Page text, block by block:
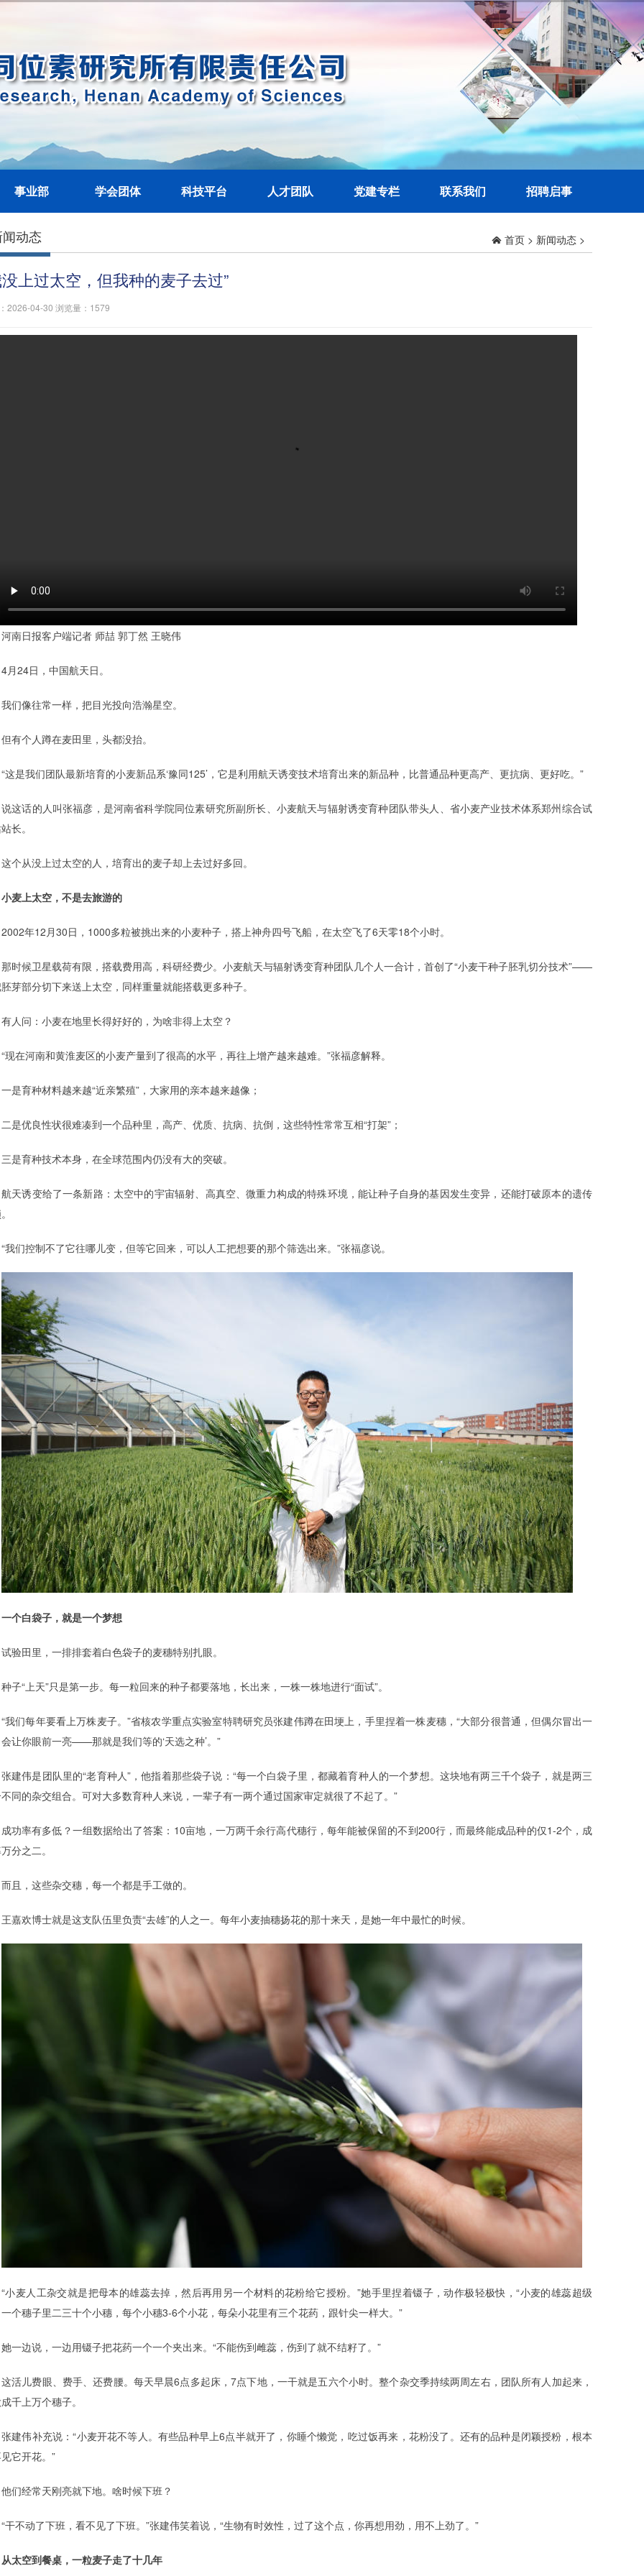
事业部 学会团体 科技平台 人才团队 党建专栏 联系我们 招聘启事
动态  首页 > 新闻动态 >
没上过太空，但我种的麦子去过”
2026-04-30 浏览量： 1579
河南日报客户端记者 师喆 郭丁然 王晓伟
4月24日，中国航天日。
我们像往常一样，把目光投向浩瀚星空。
但有个人蹲在麦田里，头都没抬。
“这是我们团队最新培育的小麦新品系‘豫同125’，它是利用航天诱变技术培育出来的新品种，比普通品种更高产、更抗病、更好吃。”
说这话的人叫张福彦，是河南省科学院同位素研究所副所长、小麦航天与辐射诱变育种团队带头人、省小麦产业技术体系郑州综合试
长。
这个从没上过太空的人，培育出的麦子却上去过好多回。
小麦上太空，不是去旅游的
2002年12月30日，1000多粒被挑出来的小麦种子，搭上神舟四号飞船，在太空飞了6天零18个小时。
那时候卫星载荷有限，搭载费用高，科研经费少。小麦航天与辐射诱变育种团队几个人一合计，首创了“小麦干种子胚乳切分技术”——
芽部分切下来送上太空，同样重量就能搭载更多种子。
有人问：小麦在地里长得好好的，为啥非得上太空？
“现在河南和黄淮麦区的小麦产量到了很高的水平，再往上增产越来越难。”张福彦解释。
一是育种材料越来越“近亲繁殖”，大家用的亲本越来越像；
二是优良性状很难凑到一个品种里，高产、优质、抗病、抗倒，这些特性常常互相“打架”；
三是育种技术本身，在全球范围内仍没有大的突破。
航天诱变给了一条新路：太空中的宇宙辐射、高真空、微重力构成的特殊环境，能让种子自身的基因发生变异，还能打破原本的遗传
“我们控制不了它往哪儿变，但等它回来，可以人工把想要的那个筛选出来。”张福彦说。
一个白袋子，就是一个梦想
试验田里，一排排套着白色袋子的麦穗特别扎眼。
种子“上天”只是第一步。每一粒回来的种子都要落地，长出来，一株一株地进行“面试”。
“我们每年要看上万株麦子。”省核农学重点实验室特聘研究员张建伟蹲在田埂上，手里捏着一株麦穗，“大部分很普通，但偶尔冒出一
让你眼前一亮——那就是我们等的‘天选之种’。”
张建伟是团队里的“老育种人”，他指着那些袋子说：“每一个白袋子里，都藏着育种人的一个梦想。这块地有两三千个袋子，就是两三
同的杂交组合。可对大多数育种人来说，一辈子有一两个通过国家审定就很了不起了。”
成功率有多低？一组数据给出了答案：10亩地，一万两千余行高代穗行，每年能被保留的不到200行，而最终能成品种的仅1-2个，成
分之二。
而且，这些杂交穗，每一个都是手工做的。
王嘉欢博士就是这支队伍里负责“去雄”的人之一。每年小麦抽穗扬花的那十来天，是她一年中最忙的时候。
“小麦人工杂交就是把母本的雄蕊去掉，然后再用另一个材料的花粉给它授粉。”她手里捏着镊子，动作极轻极快，“小麦的雄蕊超级
个穗子里二三十个小穗，每个小穗3-6个小花，每朵小花里有三个花药，跟针尖一样大。”
她一边说，一边用镊子把花药一个一个夹出来。“不能伤到雌蕊，伤到了就不结籽了。”
这活儿费眼、费手、还费腰。每天早晨6点多起床，7点下地，一干就是五六个小时。整个杂交季持续两周左右，团队所有人加起来，
千上万个穗子。
张建伟补充说：“小麦开花不等人。有些品种早上6点半就开了，你睡个懒觉，吃过饭再来，花粉没了。还有的品种是闭颖授粉，根本
它开花。”
他们经常天刚亮就下地。啥时候下班？
“干不动了下班，看不见了下班。”张建伟笑着说，“生物有时效性，过了这个点，你再想用劲，用不上劲了。”
从太空到餐桌，一粒麦子走了十几年